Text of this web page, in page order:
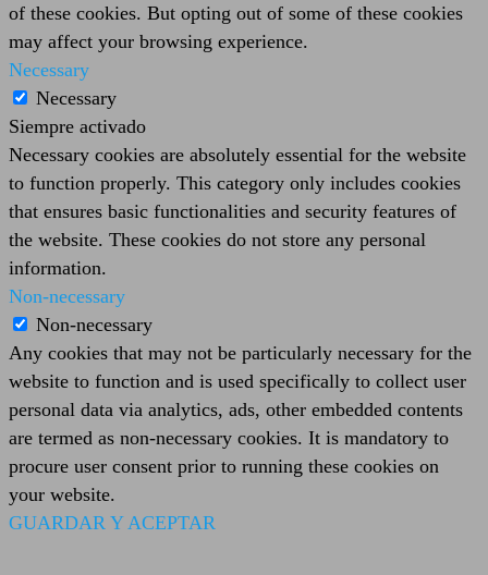
of these cookies. But opting out of some of these cookies
may affect your browsing experience.
Necessary
Necessary
Siempre activado
Necessary cookies are absolutely essential for the website
to function properly. This category only includes cookies
that ensures basic functionalities and security features of
the website. These cookies do not store any personal
information.
Non-necessary
Non-necessary
Any cookies that may not be particularly necessary for the
website to function and is used specifically to collect user
personal data via analytics, ads, other embedded contents
are termed as non-necessary cookies. It is mandatory to
procure user consent prior to running these cookies on
your website.
GUARDAR Y ACEPTAR